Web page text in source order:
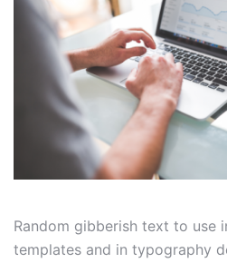
Random gibberish text to use
templates and in typography